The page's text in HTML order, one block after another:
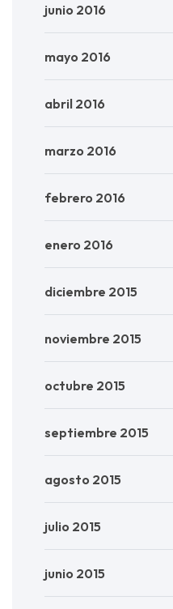
junio 2016
mayo 2016
abril 2016
marzo 2016
febrero 2016
enero 2016
diciembre 2015
noviembre 2015
octubre 2015
septiembre 2015
agosto 2015
julio 2015
junio 2015